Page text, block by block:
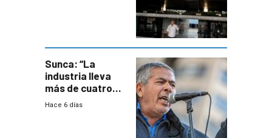
Sunca: “La
industria lleva
más de cuatro
meses sin
Hace 6 días